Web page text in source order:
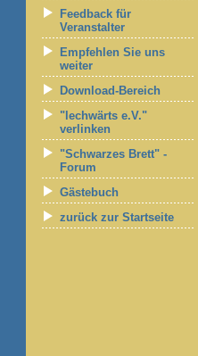
Feedback für
Veranstalter
Empfehlen Sie uns
weiter
Download-Bereich
"lechwärts e.V."
verlinken
"Schwarzes Brett" -
Forum
Gästebuch
zurück zur Startseite